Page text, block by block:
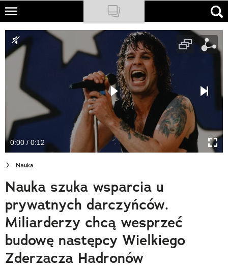
Skip
main
content
NATIONAL GEOGRAPHIC
TRAVELER
PODCASTY
Newsletter
Cuda Polski
Wielki Konkurs Fotograficzny
Trendbook Podróżniczy
Polecane
0:00 / 0:12
Nauka
Nauka szuka wsparcia u
prywatnych darczyńców.
Miliarderzy chcą wesprzeć
budowę następcy Wielkiego
Zderzacza Hadronów